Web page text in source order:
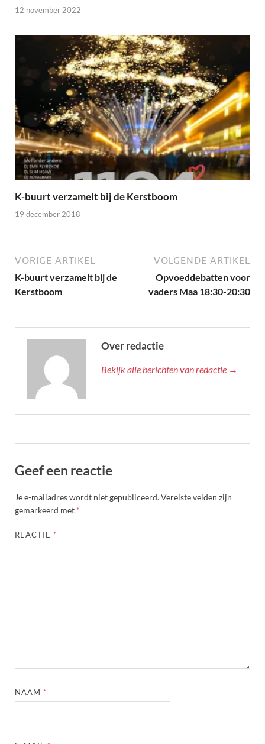
12 november 2022
K-buurt verzamelt bij de Kerstboom
19 december 2018
VORIGE ARTIKEL
K-buurt verzamelt bij de
Kerstboom
VOLGENDE ARTIKEL
Opvoeddebatten voor
vaders Maa 18:30-20:30
Over redactie
Bekijk alle berichten van redactie →
Geef een reactie
Je e-mailadres wordt niet gepubliceerd.Vereiste velden zijn
gemarkeerd met *
REACTIE *
NAAM *